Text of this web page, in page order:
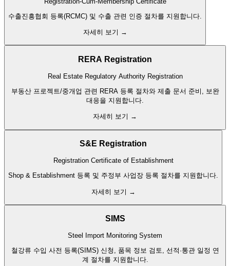
수출진흥협회 등록(RCMC) 및 수출 관련 인증 절차를 지원합니다.
자세히 보기 →
RERA Registration
Real Estate Regulatory Authority Registration
부동산 프로젝트/중개업 관련 RERA 등록 절차와 제출 문서 준비, 보완
대응을 지원합니다.
자세히 보기 →
S&E Registration
Registration Certificate of Establishment
Shop & Establishment 등록 및 주정부 사업장 등록 절차를 지원합니다.
자세히 보기 →
SIMS
Steel Import Monitoring System
철강류 수입 사전 등록(SIMS) 신청, 품목 정보 검토, 선적·통관 일정 연
계 절차를 지원합니다.